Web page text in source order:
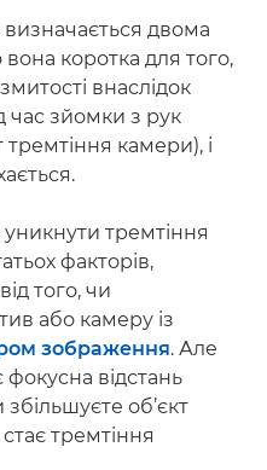
двома
коротка для того,
внаслідок
час зйомки з рук
камери), і
тремтіння
факторів,
того, чи
або камеру із
зображення. Але
відстань
об’єкт
тремтіння